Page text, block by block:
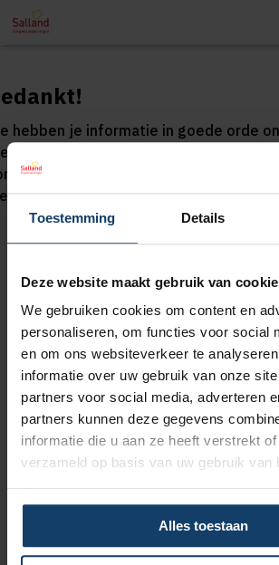
Toestemming Details
Deze website maakt gebruik van
We gebruiken cookies om content en
personaliseren, om functies voor social
en om ons websiteverkeer te
informatie over uw gebruik van onze
partners voor social media, adverteren
partners kunnen deze gegevens
informatie die u aan ze heeft verstrekt
verzameld op basis van uw gebruik van
Alles toestaan
hebben je informatie in goede orde
nemen binnenkort contact op over
van Salland
als je een contactpersoon
Premie bijgewerkt.